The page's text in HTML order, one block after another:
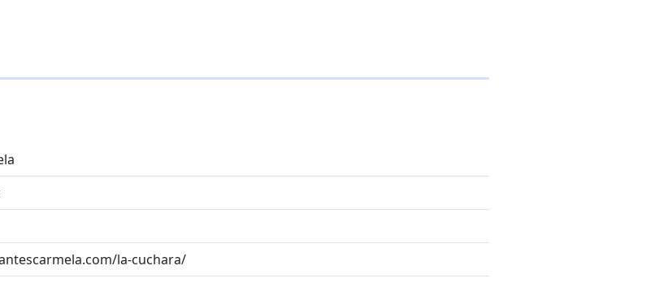
la-cuchara/